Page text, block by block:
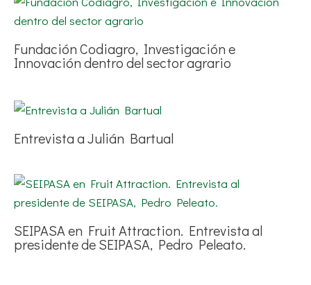
Fundación Codiagro, Investigación e
Innovación dentro del sector agrario
Entrevista a Julián Bartual
SEIPASA en Fruit Attraction. Entrevista al
presidente de SEIPASA, Pedro Peleato.